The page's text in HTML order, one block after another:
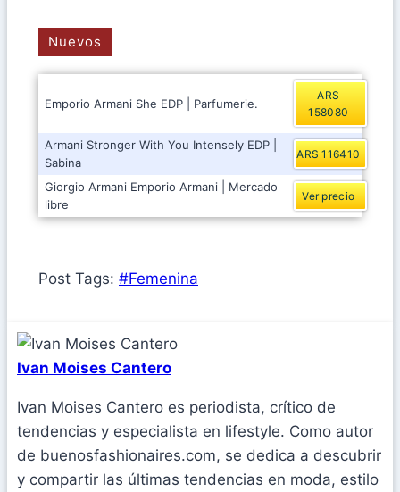
Nuevos
Emporio Armani She EDP | Parfumerie.
ARS
158080
Armani Stronger With You Intensely EDP |
Sabina
ARS 116410
Giorgio Armani Emporio Armani | Mercado
libre
Ver precio
Post Tags: #Femenina
Ivan Moises Cantero
Ivan Moises Cantero es periodista, crítico de
tendencias y especialista en lifestyle. Como autor
de buenosfashionaires.com, se dedica a descubrir
y compartir las últimas tendencias en moda, estilo